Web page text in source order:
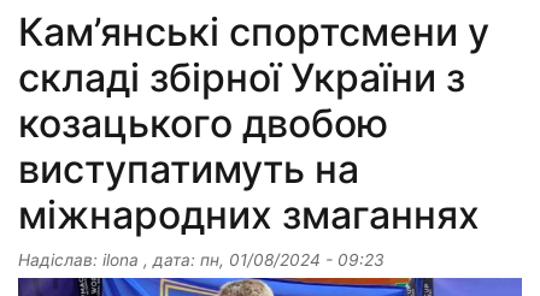
Кам’янські спортсмени у
складі збірної України з
козацького двобою
виступатимуть на
міжнародних змаганнях
Надіслав: ilona , дата: пн, 01/08/2024 - 09:23